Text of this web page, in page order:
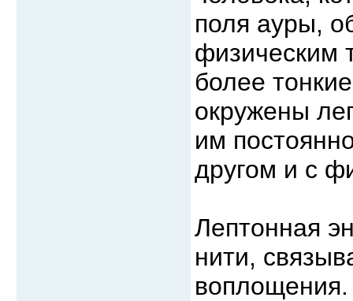
поля ауры,
физическим
более
окружены
им
другом и с
Лептонная
нити,
воплощения.